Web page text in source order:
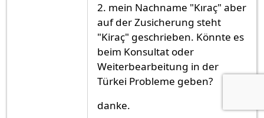
2. mein Nachname "Kıraç" aber
auf der Zusicherung steht
"Kiraç" geschrieben. Könnte es
beim Konsultat oder
Weiterbearbeitung in der
Türkei Probleme geben?
danke.